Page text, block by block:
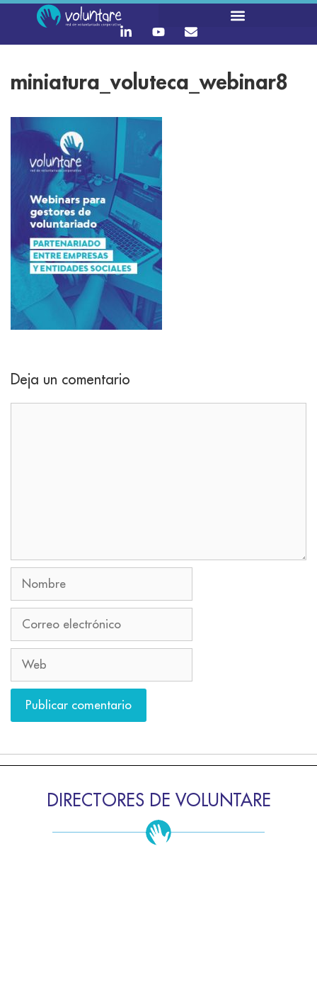
miniatura_voluteca_webinar8
Deja un comentario
DIRECTORES DE VOLUNTARE